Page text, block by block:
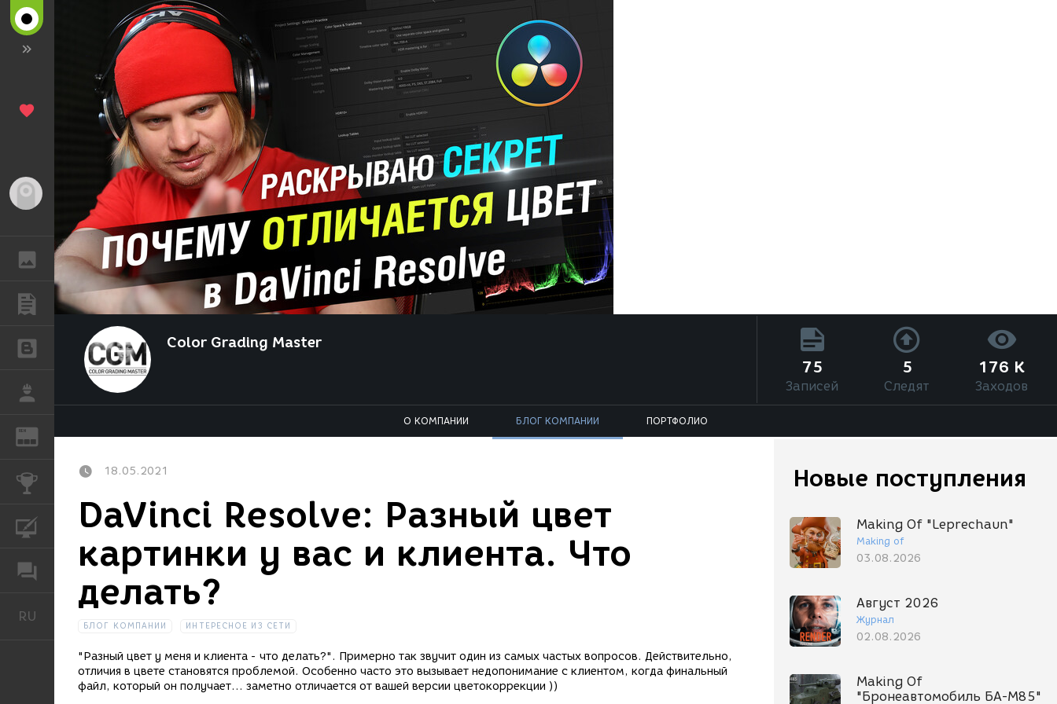
ГАЛЕРЕЯ
ПУБЛИКАЦИИ
БЛОГИ
REN ЖУРНАЛ
КОНКУРСЫ
КУРСЫ
ФОРУМ
RU
Color Grading Master
75
Записей
5
Следят
176 K
Заходов
О КОМПАНИИ БЛОГ КОМПАНИИ ПОРТФОЛИО
Новые поступления
Making Of "Leprechaun"
Making of
03.08.2026
Август 2026
Журнал
02.08.2026
Making Of
"Бронеавтомобиль БА-М85"
18.05.2021
DaVinci Resolve: Разный цвет
картинки у вас и клиента. Что
делать?
БЛОГ КОМПАНИИ ИНТЕРЕСНОЕ ИЗ СЕТИ
"Разный цвет у меня и клиента - что делать?". Примерно так звучит один из самых частых вопросов. Действительно,
отличия в цвете становятся проблемой. Особенно часто это вызывает недопонимание с клиентом, когда финальный
файл, который он получает... заметно отличается от вашей версии цветокоррекции ))